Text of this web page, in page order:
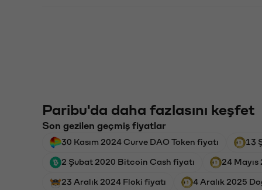
Paribu'da daha fazlasını keşfet
Son gezilen geçmiş fiyatlar
30 Kasım 2024 Curve DAO Token fiyatı 13
2 Şubat 2020 Bitcoin Cash fiyatı 24
23 Aralık 2024 Floki fiyatı 4 Aralık 2025